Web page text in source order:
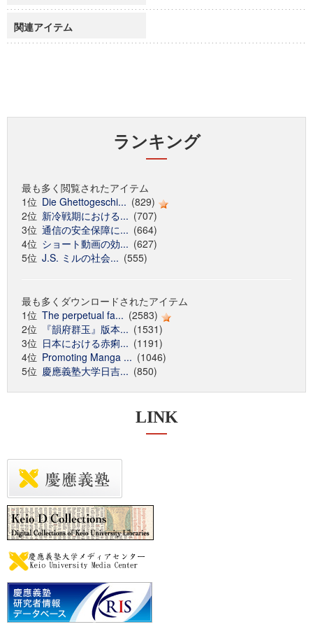
関連アイテム
ランキング
最も多く閲覧されたアイテム
1位 Die Ghettogeschi... (829)
2位 新冷戦期における... (707)
3位 通信の安全保障に... (664)
4位 ショート動画の効... (627)
5位 J.S. ミルの社会... (555)
最も多くダウンロードされたアイテム
1位 The perpetual fa... (2583)
2位
『韻府群玉』版本... (1531)
3位 日本における赤痢... (1191)
4位 Promoting Manga ... (1046)
5位 慶應義塾大学日吉... (850)
LINK